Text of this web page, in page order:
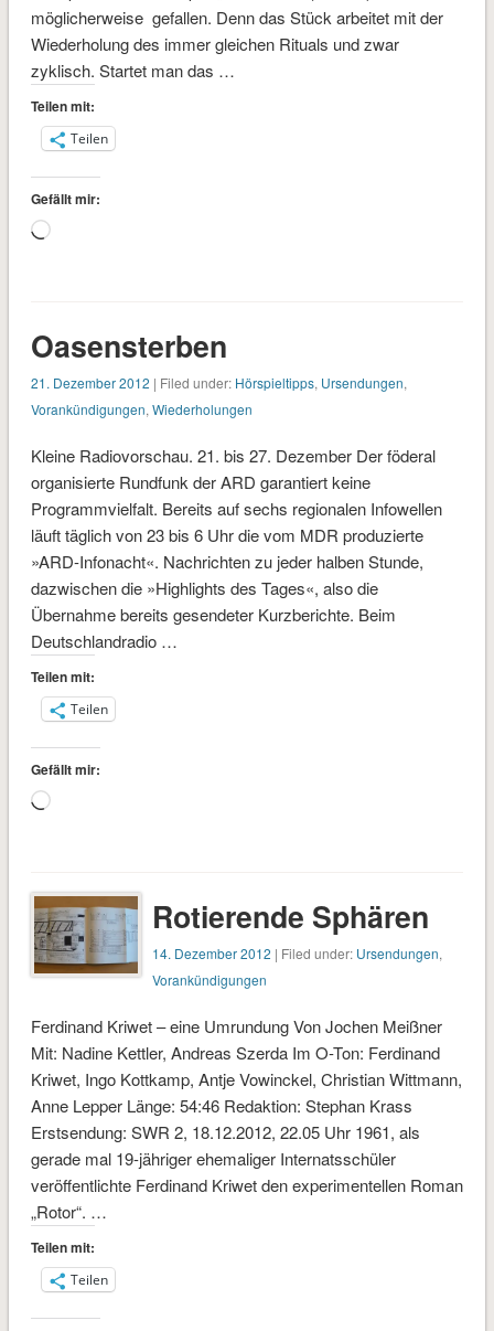
möglicherweise gefallen. Denn das Stück arbeitet mit der
Wiederholung des immer gleichen Rituals und zwar
zyklisch. Startet man das …
Teilen mit:
Teilen
Gefällt mir:
Wird
Oasensterben
21. Dezember 2012 | Filed under: Hörspieltipps, Ursendungen,
Vorankündigungen, Wiederholungen
Kleine Radiovorschau. 21. bis 27. Dezember Der föderal
organisierte Rundfunk der ARD garantiert keine
Programmvielfalt. Bereits auf sechs regionalen Infowellen
läuft täglich von 23 bis 6 Uhr die vom MDR produzierte
»ARD-Infonacht«. Nachrichten zu jeder halben Stunde,
dazwischen die »Highlights des Tages«, also die
Übernahme bereits gesendeter Kurzberichte. Beim
Deutschlandradio …
Teilen mit:
Teilen
Gefällt mir:
Wird
Rotierende Sphären
14. Dezember 2012 | Filed under: Ursendungen,
Vorankündigungen
Ferdinand Kriwet – eine Umrundung Von Jochen Meißner
Mit: Nadine Kettler, Andreas Szerda Im O-Ton: Ferdinand
Kriwet, Ingo Kottkamp, Antje Vowinckel, Christian Wittmann,
Anne Lepper Länge: 54:46 Redaktion: Stephan Krass
Erstsendung: SWR 2, 18.12.2012, 22.05 Uhr 1961, als
gerade mal 19-jähriger ehemaliger Internatsschüler
veröffentlichte Ferdinand Kriwet den experimentellen Roman
„Rotor“. …
Teilen mit:
Teilen